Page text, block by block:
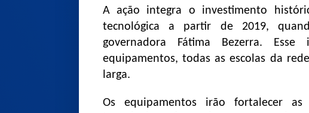
A ação integra o investimento
tecnológica a partir de 2019,
governadora Fátima Bezerra.
equipamentos, todas as escolas da
larga.
Os equipamentos irão fortalecer as